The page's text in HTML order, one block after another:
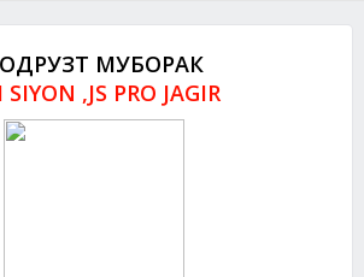
МУБОРАК
SIYON ,JS PRO JAGIR